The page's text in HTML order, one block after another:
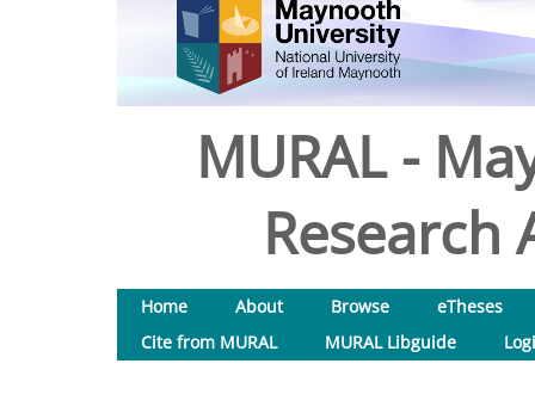
MURAL -
Research
Home About Browse
eTheses
Cite from MURAL
MURAL Libguide